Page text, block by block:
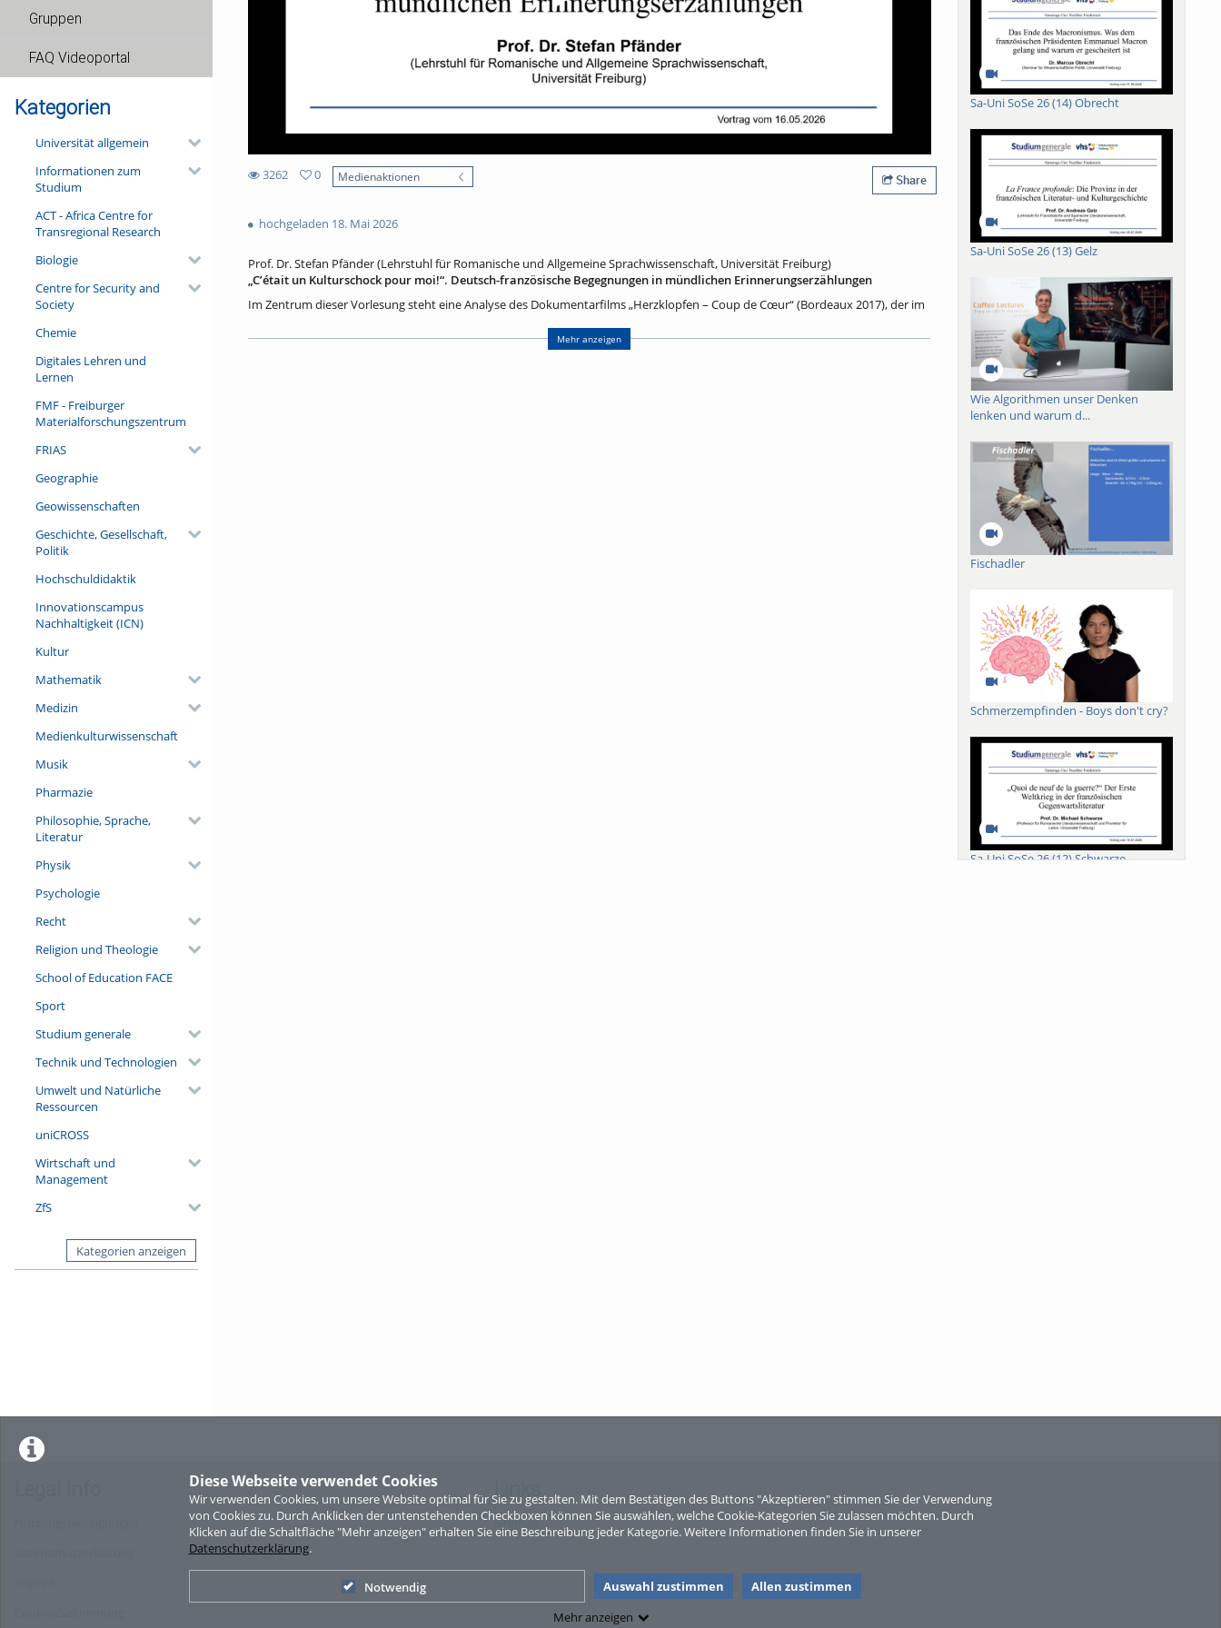
Diese Webseite verwendet Cookies
Wir verwenden Cookies, um unsere Website optimal für Sie zu gestalten. Mit dem Bestätigen des Buttons "Akzeptieren" stimmen Sie der Verwendung
von Cookies zu. Durch Anklicken der untenstehenden Checkboxen können Sie auswählen, welche Cookie-Kategorien Sie zulassen möchten. Durch
Klicken auf die Schaltfläche "Mehr anzeigen" erhalten Sie eine Beschreibung jeder Kategorie. Weitere Informationen finden Sie in unserer
Datenschutzerklärung.
Notwendig Auswahl zustimmen
Allen zustimmen
Mehr anzeigen
Gruppen
FAQ Videoportal
Kategorien
Universität allgemein
Informationen zum
Studium
ACT - Africa Centre for
Transregional Research
Biologie
Centre for Security and
Society
Chemie
Digitales Lehren und
Lernen
FMF - Freiburger
Materialforschungszentrum
FRIAS
Geographie
Geowissenschaften
Geschichte, Gesellschaft,
Politik
Hochschuldidaktik
Innovationscampus
Nachhaltigkeit (ICN)
Kultur
Mathematik
Medizin
Medienkulturwissenschaft
Musik
Pharmazie
Philosophie, Sprache,
Literatur
Physik
Psychologie
Recht
Religion und Theologie
School of Education FACE
Sport
Studium generale
Technik und Technologien
Umwelt und Natürliche
Ressourcen
uniCROSS
Wirtschaft und
Management
ZfS
Kategorien anzeigen
3262
views
0
Medienaktionen Share
hochgeladen 18. Mai 2026
Prof. Dr. Stefan Pfänder (Lehrstuhl für Romanische und Allgemeine Sprachwissenschaft, Universität Freiburg)
„Cʼétait un Kulturschock pour moi!“. Deutsch-französische Begegnungen in mündlichen Erinnerungserzählungen
Im Zentrum dieser Vorlesung steht eine Analyse des Dokumentarfilms „Herzklopfen – Coup de Cœur“ (Bordeaux 2017), der im
verlobte und verheiratete Paare – gehen mit den Filmemachern an Erinnerungsorte und erzählen davon, wie sie ihre
Partner:innen im je anderen Land kennengelernt und später in Deutschland oder Frankreich eine gemeinsame Existenz
Mehr anzeigen
Sa-Uni SoSe 26 (14) Obrecht
Sa-Uni SoSe 26 (13) Gelz
Wie Algorithmen unser Denken
lenken und warum d...
Fischadler
Schmerzempfinden - Boys don't cry?
Sa-Uni SoSe 26 (12) Schwarze
Sperber
Links
Sitemap